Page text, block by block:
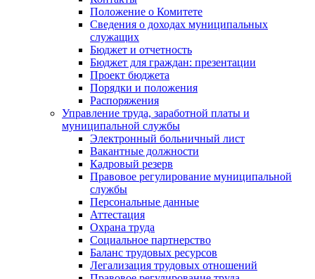
Положение о Комитете
Сведения о доходах муниципальных
служащих
Бюджет и отчетность
Бюджет для граждан: презентации
Проект бюджета
Порядки и положения
Распоряжения
Управление труда, заработной платы и
муниципальной службы
Электронный больничный лист
Вакантные должности
Кадровый резерв
Правовое регулирование муниципальной
службы
Персональные данные
Аттестация
Охрана труда
Социальное партнерство
Баланс трудовых ресурсов
Легализация трудовых отношений